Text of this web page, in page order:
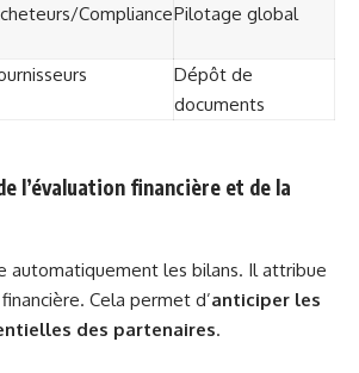
CompliancePilotage global
Dépôt de
documents
l’évaluation financière et de la
automatiquement les bilans. Il attribue
Cela permet d’anticiper les
des partenaires.